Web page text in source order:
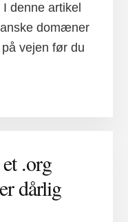
denne artikel
domæner
vejen før du
.org
dårlig